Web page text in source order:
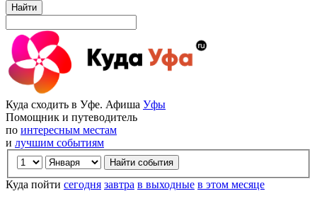
Найти
Куда сходить в Уфе. Афиша Уфы
Помощник и путеводитель
по интересным местам
и лучшим событиям
Куда пойти сегодня завтра в выходные в этом месяце